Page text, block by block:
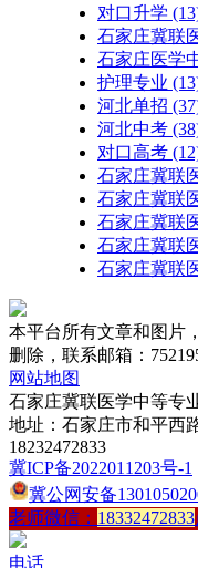
对口升学
石家庄冀联
石家庄医学
护理专业
河北单招
河北中考
对口高考
石家庄冀联
石家庄冀联
石家庄冀联
石家庄冀联
石家庄冀联
本平台所有文章和图片
删除，联系邮箱：
网站地图
石家庄冀联医学中等专
地址：石家庄市和平西
18232472833
冀ICP备2022011203号-1
冀公网安备
老师微信： 18332472833
电话